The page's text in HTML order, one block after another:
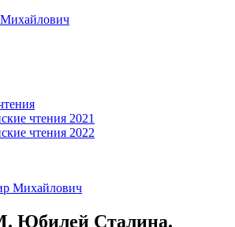
чтения 2021
чтения 2022
Юбилей Сталина.